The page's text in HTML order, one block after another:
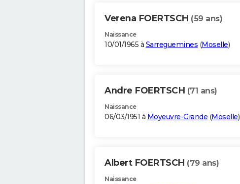
Verena FOERTSCH (59 ans)
Naissance
10/01/1965 à Sarreguemines (Moselle)
Andre FOERTSCH (71 ans)
Naissance
06/03/1951 à Moyeuvre-Grande (Moselle)
Albert FOERTSCH (79 ans)
Naissance